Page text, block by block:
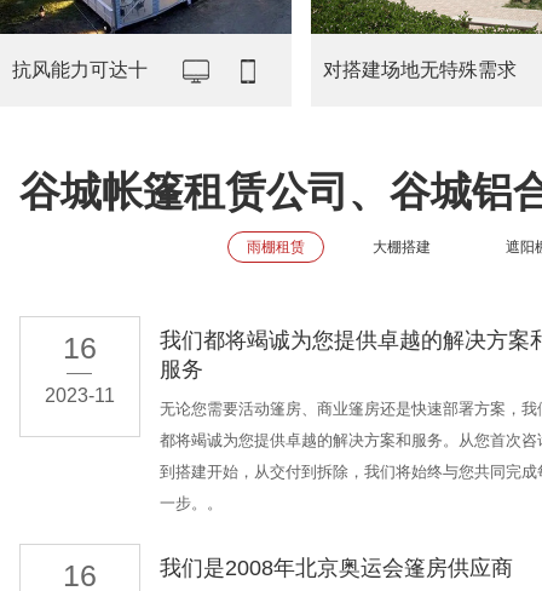
抗风能力可达十 对搭建场地无特殊需求
谷城帐篷租赁公司、谷城铝
雨棚租赁 大棚搭建 遮阳
16
2023-11
我们都将竭诚为您提供卓越的解决方案
服务
无论您需要活动篷房、商业篷房还是快速部署方案，我
都将竭诚为您提供卓越的解决方案和服务。从您首次咨
到搭建开始，从交付到拆除，我们将始终与您共同完成
一步。。
16 我们是2008年北京奥运会篷房供应商